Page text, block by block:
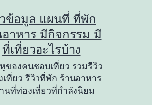
ข้อมูล แผนที่ ที่พัก
อาหาร มีกิจกรรม มี
ที่เที่ยวอะไรบ้าง
ของคนชอบเที่ยว รวมรีวิว
เที่ยว รีวิวที่พัก ร้านอาหาร
นที่ท่องเที่ยวที่กำลังนิยม